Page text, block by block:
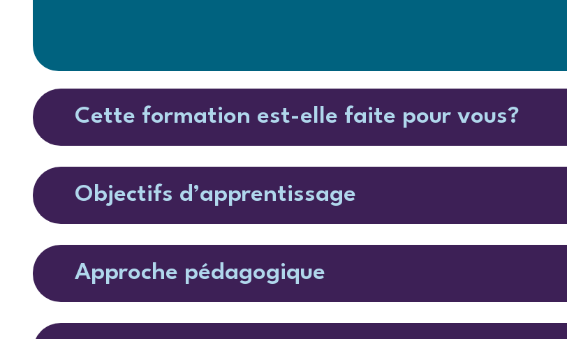
Cette formation est-elle faite pour vous?
Objectifs d’apprentissage
Approche pédagogique